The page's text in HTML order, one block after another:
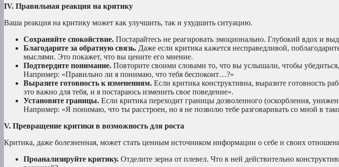
IV. Правильная реакция на критику
Ваша реакция на критику может как улучшить, так и ухудшить ситуацию.
Сохраняйте спокойствие. Постарайтесь не реагировать эмоционально. Глубокий вдох и
Благодарите за обратную связь. Даже если критика кажется несправедливой,
мыслями. Это покажет, что вы цените его мнение.
Подтвердите понимание. Повторите своими словами то, что вы услышали, чтобы
Например: «Правильно ли я понимаю, что тебя беспокоит…?»
Выразите готовность к изменениям. Если критика конструктивна, выразите готовность
это важно для тебя, и я постараюсь изменить свое поведение».
Установите границы. Если критика переходит границы дозволенного (оскорбления,
Например: «Я понимаю, что ты расстроен, но я не позволю тебе разговаривать со мной в
V. Превращение критики в возможность для роста
Критика, даже болезненная, может стать ценным источником информации о себе и своих
Проанализируйте критику. Отделите зерна от плевел. Что в ней действительно